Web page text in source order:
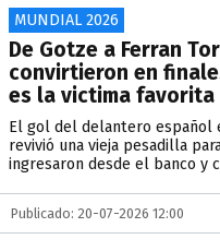
MUNDIAL 2026
De Gotze a Ferran
convirtieron en
es la victima favorita
El gol del delantero español
revivió una vieja pesadilla
ingresaron desde el banco y
Publicado: 20-07-2026 12:00